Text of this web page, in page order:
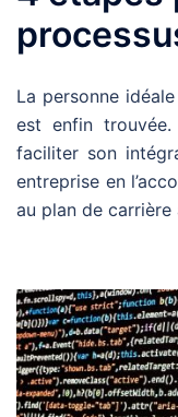
La personne
est enfin
faciliter son
entreprise en
au plan de carrière